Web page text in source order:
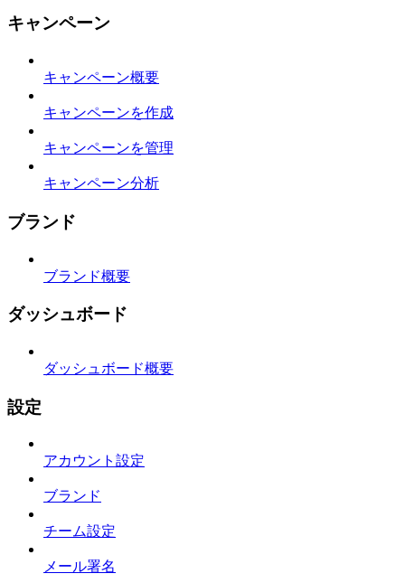
キャンペーン
キャンペーン概要
キャンペーンを作成
キャンペーンを管理
キャンペーン分析
ブランド
ブランド概要
ダッシュボード
ダッシュボード概要
設定
アカウント設定
ブランド
チーム設定
メール署名